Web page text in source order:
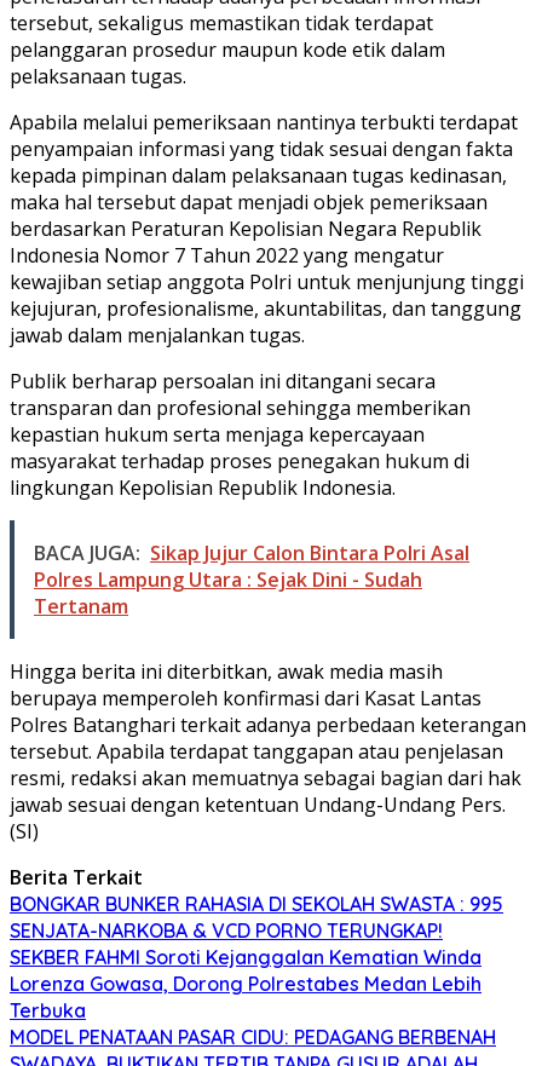
tersebut, sekaligus memastikan tidak terdapat
pelanggaran prosedur maupun kode etik dalam
pelaksanaan tugas.
Apabila melalui pemeriksaan nantinya terbukti terdapat
penyampaian informasi yang tidak sesuai dengan fakta
kepada pimpinan dalam pelaksanaan tugas kedinasan,
maka hal tersebut dapat menjadi objek pemeriksaan
berdasarkan Peraturan Kepolisian Negara Republik
Indonesia Nomor 7 Tahun 2022 yang mengatur
kewajiban setiap anggota Polri untuk menjunjung tinggi
kejujuran, profesionalisme, akuntabilitas, dan tanggung
jawab dalam menjalankan tugas.
Publik berharap persoalan ini ditangani secara
transparan dan profesional sehingga memberikan
kepastian hukum serta menjaga kepercayaan
masyarakat terhadap proses penegakan hukum di
lingkungan Kepolisian Republik Indonesia.
BACA JUGA: Sikap Jujur Calon Bintara Polri Asal
Polres Lampung Utara : Sejak Dini - Sudah
Tertanam
Hingga berita ini diterbitkan, awak media masih
berupaya memperoleh konfirmasi dari Kasat Lantas
Polres Batanghari terkait adanya perbedaan keterangan
tersebut. Apabila terdapat tanggapan atau penjelasan
resmi, redaksi akan memuatnya sebagai bagian dari hak
jawab sesuai dengan ketentuan Undang-Undang Pers.
(SI)
Berita Terkait
BONGKAR BUNKER RAHASIA DI SEKOLAH SWASTA : 995
SENJATA-NARKOBA & VCD PORNO TERUNGKAP!
SEKBER FAHMI Soroti Kejanggalan Kematian Winda
Lorenza Gowasa, Dorong Polrestabes Medan Lebih
Terbuka
MODEL PENATAAN PASAR CIDU: PEDAGANG BERBENAH